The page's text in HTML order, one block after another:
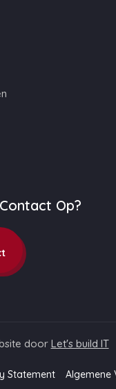
Op?
door Let's build IT
Statement Algemene